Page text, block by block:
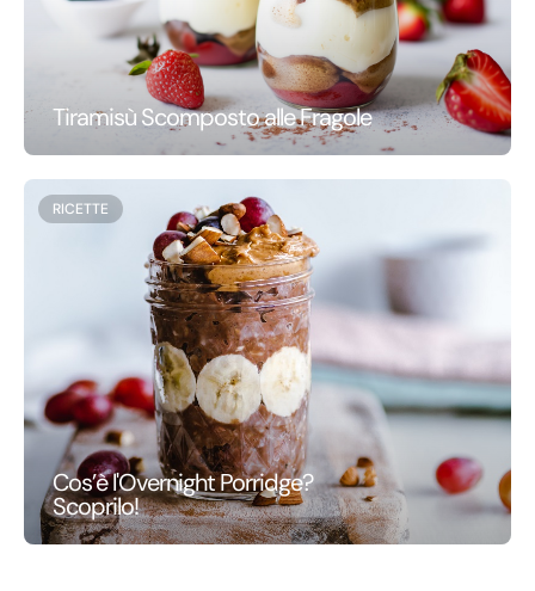
Tiramisù Scomposto alle Fragole
RICETTE
Cos’è l'Overnight Porridge?
Scoprilo!